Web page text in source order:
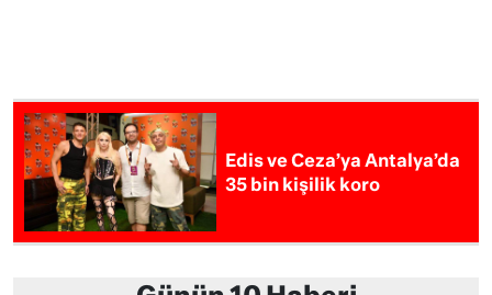
Edis ve Ceza’ya Antalya’da
35 bin kişilik koro